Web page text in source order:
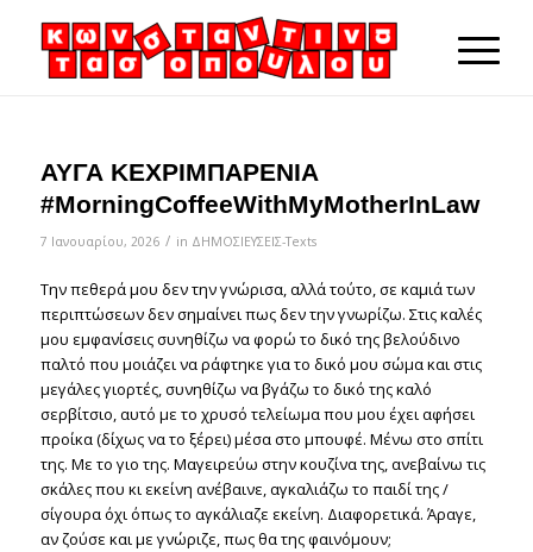
ΑΥΓΑ ΚΕΧΡΙΜΠΑΡΕΝΙΑ
#MorningCoffeeWithMyMotherInLaw
7 Ιανουαρίου, 2026 / in ΔΗΜΟΣΙΕΥΣΕΙΣ-Texts
Την πεθερά μου δεν την γνώρισα, αλλά τούτο, σε καμιά των
περιπτώσεων δεν σημαίνει πως δεν την γνωρίζω. Στις καλές
μου εμφανίσεις συνηθίζω να φορώ το δικό της βελούδινο
παλτό που μοιάζει να ράφτηκε για το δικό μου σώμα και στις
μεγάλες γιορτές, συνηθίζω να βγάζω το δικό της καλό
σερβίτσιο, αυτό με το χρυσό τελείωμα που μου έχει αφήσει
προίκα (δίχως να το ξέρει) μέσα στο μπουφέ. Μένω στο σπίτι
της. Με το γιο της. Μαγειρεύω στην κουζίνα της, ανεβαίνω τις
σκάλες που κι εκείνη ανέβαινε, αγκαλιάζω το παιδί της /
σίγουρα όχι όπως το αγκάλιαζε εκείνη. Διαφορετικά. Άραγε,
αν ζούσε και με γνώριζε, πως θα της φαινόμουν;